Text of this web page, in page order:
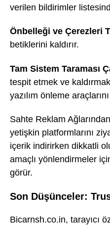
verilen bildirimler
Önbelleği ve Çerezleri
betiklerini kaldırır.
Tam Sistem Taraması
tespit etmek ve
yazılım önleme
Sahte Reklam
yetişkin platformlarını
içerik indirirken dikkatli
amaçlı yönlendirmeler
görür.
Son Düşünceler:
Bicarnsh.co.in, tarayıcı